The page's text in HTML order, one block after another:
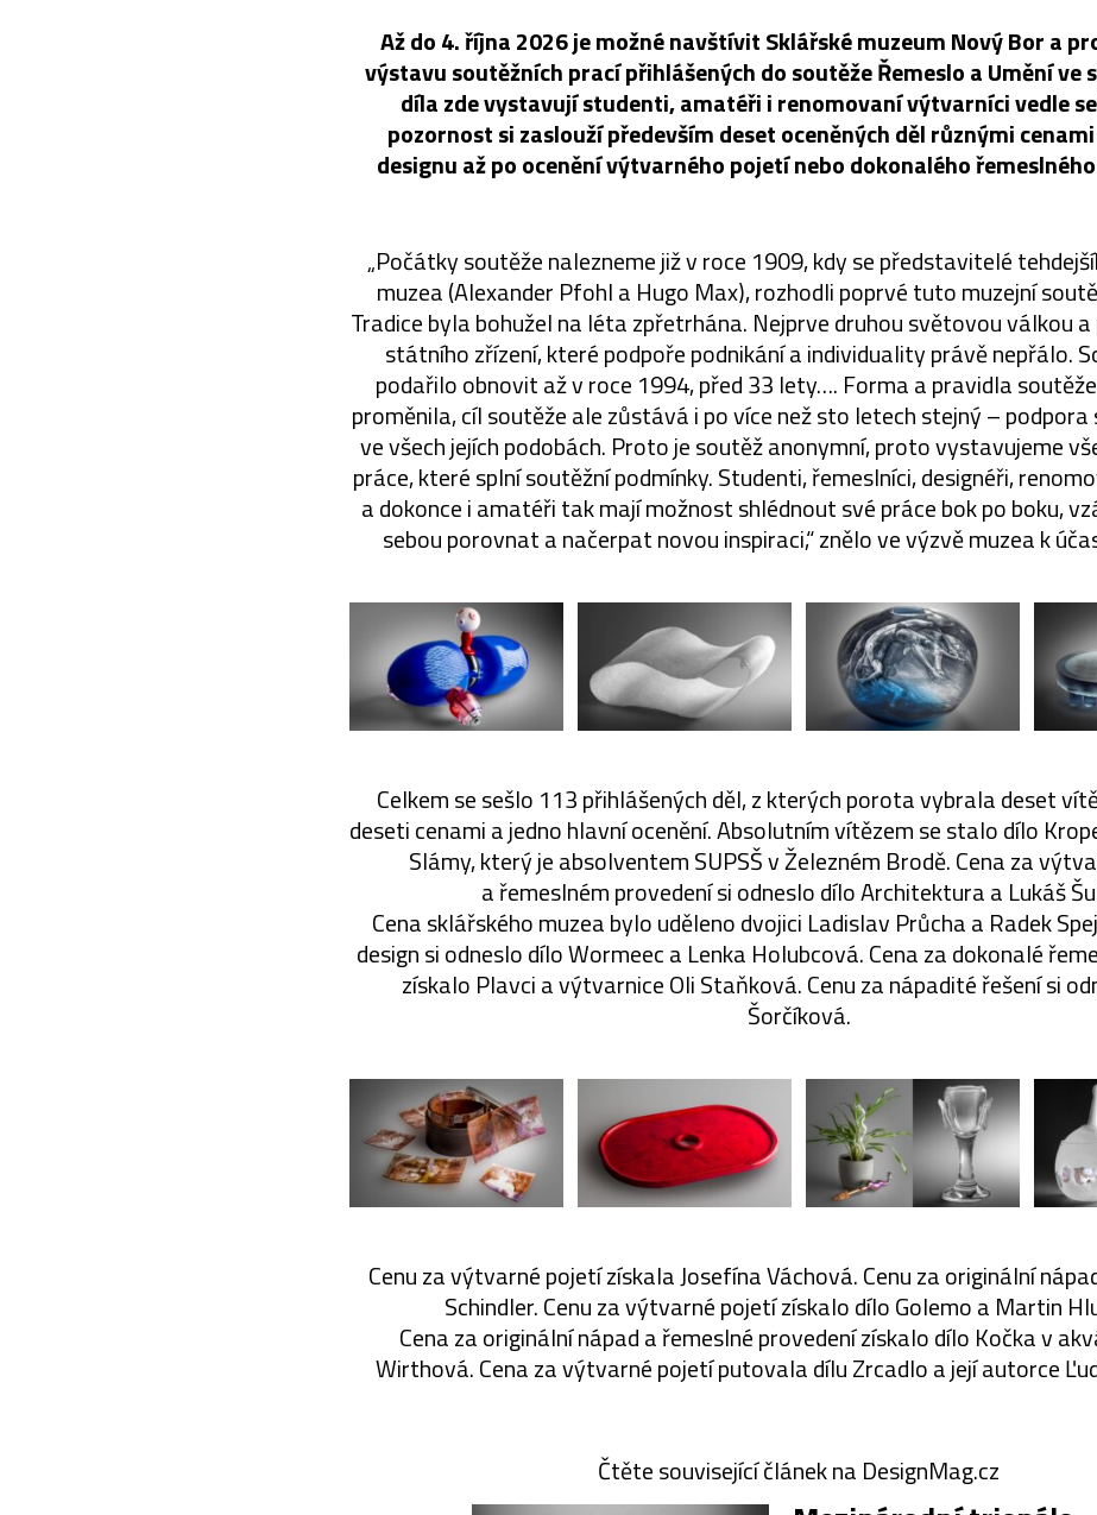
Až do 4. října 2026 je možné navštívit Sklářské muzeum Nový Bor a
výstavu soutěžních prací přihlášených do soutěže Řemeslo a Umění ve
díla zde vystavují studenti, amatéři i renomovaní výtvarníci vedle
pozornost si zaslouží především deset oceněných děl různými
designu až po ocenění výtvarného pojetí nebo dokonalého
„Počátky soutěže nalezneme již v roce 1909, kdy se představitelé
muzea (Alexander Pfohl a Hugo Max), rozhodli poprvé tuto muzejní
Tradice byla bohužel na léta zpřetrhána. Nejprve druhou světovou válkou
státního zřízení, které podpoře podnikání a individuality právě nepřálo.
podařilo obnovit až v roce 1994, před 33 lety…. Forma a pravidla
proměnila, cíl soutěže ale zůstává i po více než sto letech stejný –
ve všech jejích podobách. Proto je soutěž anonymní, proto vystavujeme
práce, které splní soutěžní podmínky. Studenti, řemeslníci, designéři,
a dokonce i amatéři tak mají možnost shlédnout své práce bok po boku,
sebou porovnat a načerpat novou inspiraci,“ znělo ve výzvě muzea k
Celkem se sešlo 113 přihlášených děl, z kterých porota vybrala deset
deseti cenami a jedno hlavní ocenění. Absolutním vítězem se stalo dílo
Slámy, který je absolventem SUPSŠ v Železném Brodě. Cena za
a řemeslném provedení si odneslo dílo Architektura a Lukáš
Cena sklářského muzea bylo uděleno dvojici Ladislav Průcha a Radek
design si odneslo dílo Wormeec a Lenka Holubcová. Cena za dokonalé
získalo Plavci a výtvarnice Oli Staňková. Cenu za nápadité řešení si
Šorčíková.
Cenu za výtvarné pojetí získala Josefína Váchová. Cenu za originální
Schindler. Cenu za výtvarné pojetí získalo dílo Golemo a Martin
Cena za originální nápad a řemeslné provedení získalo dílo Kočka v
Wirthová. Cena za výtvarné pojetí putovala dílu Zrcadlo a její autorce
Čtěte související článek na DesignMag.cz